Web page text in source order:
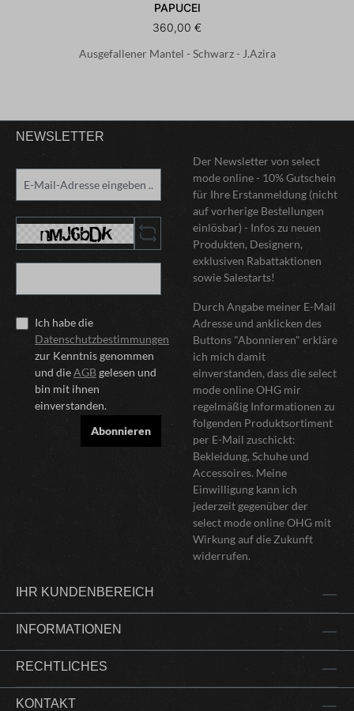
PAPUCEI
360,00 €
Ausgefallener Mantel - Schwarz - J.Azira
NEWSLETTER
Ich habe die
Datenschutzbestimmungen
zur Kenntnis genommen
und dieAGBgelesen und
bin mit ihnen
einverstanden.
Abonnieren
Der Newsletter von select
mode online - 10% Gutschein
für Ihre Erstanmeldung (nicht
auf vorherige Bestellungen
einlösbar) - Infos zu neuen
Produkten, Designern,
exklusiven Rabattaktionen
sowie Salestarts!
Durch Angabe meiner E-Mail
Adresse und anklicken des
Buttons "Abonnieren" erkläre
ich mich damit
einverstanden, dass die select
mode online OHG mir
regelmäßig Informationen zu
folgenden Produktsortiment
per E-Mail zuschickt:
Bekleidung, Schuhe und
Accessoires. Meine
Einwilligung kann ich
jederzeit gegenüber der
select mode online OHG mit
Wirkung auf die Zukunft
widerrufen.
IHR KUNDENBEREICH
INFORMATIONEN
RECHTLICHES
KONTAKT